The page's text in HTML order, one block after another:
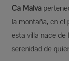
Ca Malva
la montaña, en el
esta villa nace
serenidad de